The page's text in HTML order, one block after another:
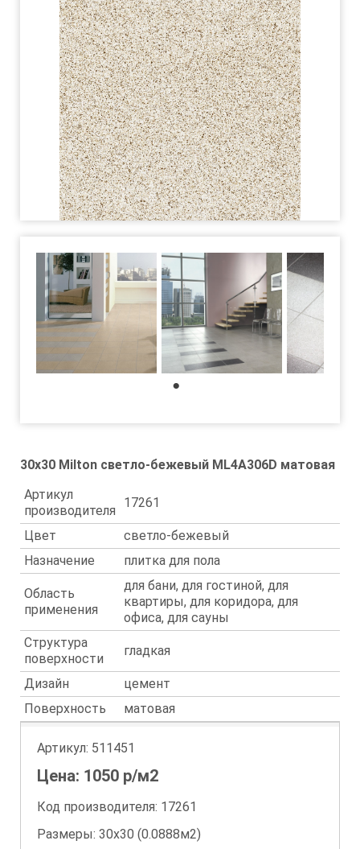
30x30 Milton светло-бежевый ML4A306D матовая
Артикул
производителя
17261
Цвет
светло-бежевый
Назначение
плитка для пола
Область
применения
для бани, для гостиной, для
квартиры, для коридора, для
офиса, для сауны
Структура
поверхности
гладкая
Дизайн
цемент
Поверхность
матовая
Артикул: 511451
Цена: 1050 р/м2
Код производителя: 17261
Размеры: 30х30 (0.0888м2)